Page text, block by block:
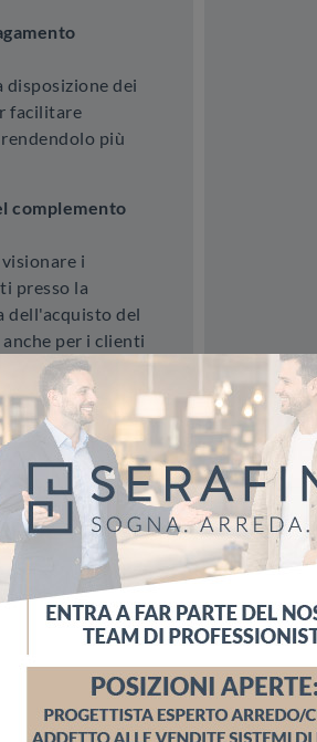
disposizione dei
facilitare
più
complemento
i
presso la
dell'acquisto del
per i clienti
In Metallo
Stile
Moderni